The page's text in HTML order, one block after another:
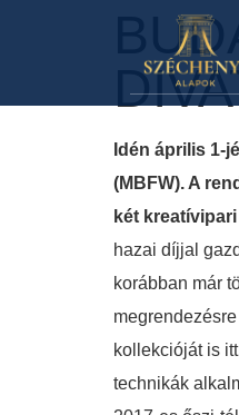
Idén április 1-
(MBFW). A
két
hazai díjjal
korábban már
kollekcióját is
technikák